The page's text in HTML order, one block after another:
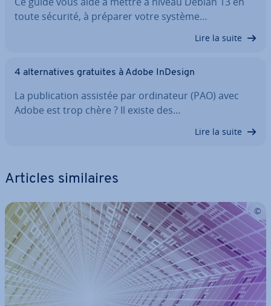
toute sécurité, à préparer votre système…
Lire la suite
4 al­ter­na­tives gratuites à Adobe InDesign
La pu­bli­ca­tion assistée par or­di­na­teur (PAO) avec
Adobe est trop chère ? Il existe des…
Lire la suite
Articles si­mi­laires